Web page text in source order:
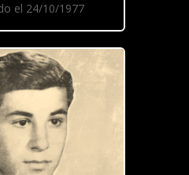
el 24/10/1977